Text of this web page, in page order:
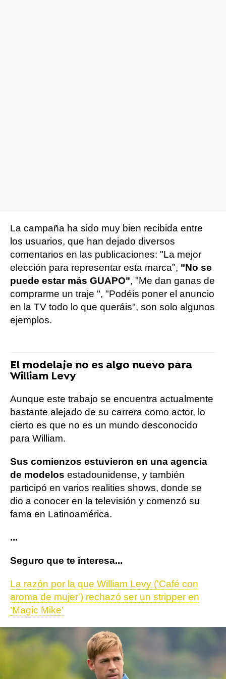
La campaña ha sido muy bien recibida entre
los usuarios, que han dejado diversos
comentarios en las publicaciones: "La mejor
elección para representar esta marca", "No se
puede estar más GUAPO", "Me dan ganas de
comprarme un traje ", "Podéis poner el anuncio
en la TV todo lo que queráis", son solo algunos
ejemplos.
El modelaje no es algo nuevo para
William Levy
Aunque este trabajo se encuentra actualmente
bastante alejado de su carrera como actor, lo
cierto es que no es un mundo desconocido
para William.
Sus comienzos estuvieron en una agencia
de modelos estadounidense, y también
participó en varios realities shows, donde se
dio a conocer en la televisión y comenzó su
fama en Latinoamérica.
...
Seguro que te interesa...
La razón por la que William Levy ('Café con
aroma de mujer') rechazó ser un stripper en
'Magic Mike'
William Levy